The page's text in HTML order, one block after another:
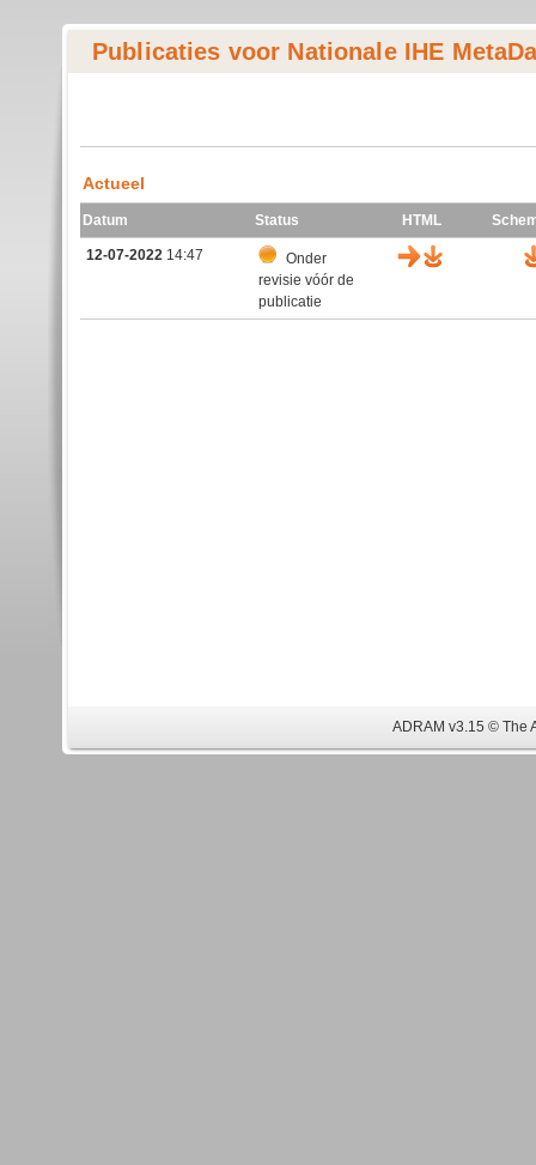
Publicaties voor Nationale IHE
Actueel
Datum Status HTML
12-07-2022 14:47
Onder
revisie vóór de
publicatie
ADRAM v3.15 © The